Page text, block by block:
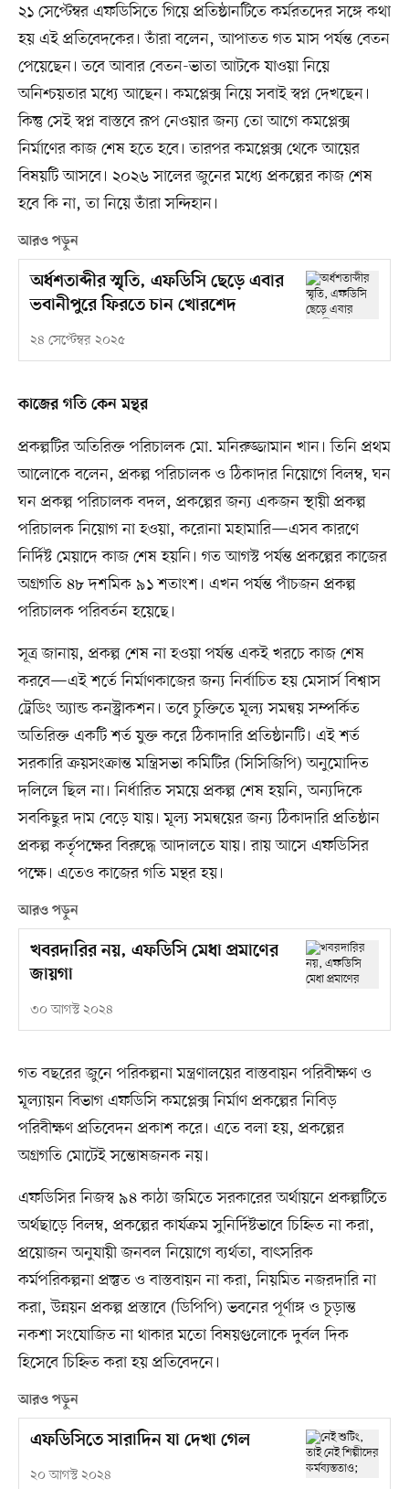
২১ সেপ্টেম্বর এফডিসিতে গিয়ে প্রতিষ্ঠানটিতে কর্মরতদের সঙ্গে কথা
হয় এই প্রতিবেদকের। তাঁরা বলেন, আপাতত গত মাস পর্যন্ত বেতন
পেয়েছেন। তবে আবার বেতন-ভাতা আটকে যাওয়া নিয়ে
অনিশ্চয়তার মধ্যে আছেন। কমপ্লেক্স নিয়ে সবাই স্বপ্ন দেখছেন।
কিন্তু সেই স্বপ্ন বাস্তবে রূপ নেওয়ার জন্য তো আগে কমপ্লেক্স
নির্মাণের কাজ শেষ হতে হবে। তারপর কমপ্লেক্স থেকে আয়ের
বিষয়টি আসবে। ২০২৬ সালের জুনের মধ্যে প্রকল্পের কাজ শেষ
হবে কি না, তা নিয়ে তাঁরা সন্দিহান।
আরও পড়ুন
অর্ধশতাব্দীর স্মৃতি, এফডিসি ছেড়ে এবার
ভবানীপুরে ফিরতে চান খোরশেদ
২৪ সেপ্টেম্বর ২০২৫
কাজের গতি কেন মন্থর
প্রকল্পটির অতিরিক্ত পরিচালক মো. মনিরুজ্জামান খান। তিনি প্রথম
আলোকে বলেন, প্রকল্প পরিচালক ও ঠিকাদার নিয়োগে বিলম্ব, ঘন
ঘন প্রকল্প পরিচালক বদল, প্রকল্পের জন্য একজন স্থায়ী প্রকল্প
পরিচালক নিয়োগ না হওয়া, করোনা মহামারি—এসব কারণে
নির্দিষ্ট মেয়াদে কাজ শেষ হয়নি। গত আগস্ট পর্যন্ত প্রকল্পের কাজের
অগ্রগতি ৪৮ দশমিক ৯১ শতাংশ। এখন পর্যন্ত পাঁচজন প্রকল্প
পরিচালক পরিবর্তন হয়েছে।
সূত্র জানায়, প্রকল্প শেষ না হওয়া পর্যন্ত একই খরচে কাজ শেষ
করবে—এই শর্তে নির্মাণকাজের জন্য নির্বাচিত হয় মেসার্স বিশ্বাস
ট্রেডিং অ্যান্ড কনস্ট্রাকশন। তবে চুক্তিতে মূল্য সমন্বয় সম্পর্কিত
অতিরিক্ত একটি শর্ত যুক্ত করে ঠিকাদারি প্রতিষ্ঠানটি। এই শর্ত
সরকারি ক্রয়সংক্রান্ত মন্ত্রিসভা কমিটির (সিসিজিপি) অনুমোদিত
দলিলে ছিল না। নির্ধারিত সময়ে প্রকল্প শেষ হয়নি, অন্যদিকে
সবকিছুর দাম বেড়ে যায়। মূল্য সমন্বয়ের জন্য ঠিকাদারি প্রতিষ্ঠান
প্রকল্প কর্তৃপক্ষের বিরুদ্ধে আদালতে যায়। রায় আসে এফডিসির
পক্ষে। এতেও কাজের গতি মন্থর হয়।
আরও পড়ুন
খবরদারির নয়, এফডিসি মেধা প্রমাণের
জায়গা
৩০ আগস্ট ২০২৪
গত বছরের জুনে পরিকল্পনা মন্ত্রণালয়ের বাস্তবায়ন পরিবীক্ষণ ও
মূল্যায়ন বিভাগ এফডিসি কমপ্লেক্স নির্মাণ প্রকল্পের নিবিড়
পরিবীক্ষণ প্রতিবেদন প্রকাশ করে। এতে বলা হয়, প্রকল্পের
অগ্রগতি মোটেই সন্তোষজনক নয়।
এফডিসির নিজস্ব ৯৪ কাঠা জমিতে সরকারের অর্থায়নে প্রকল্পটিতে
অর্থছাড়ে বিলম্ব, প্রকল্পের কার্যক্রম সুনির্দিষ্টভাবে চিহ্নিত না করা,
প্রয়োজন অনুযায়ী জনবল নিয়োগে ব্যর্থতা, বাৎসরিক
কর্মপরিকল্পনা প্রস্তুত ও বাস্তবায়ন না করা, নিয়মিত নজরদারি না
করা, উন্নয়ন প্রকল্প প্রস্তাবে (ডিপিপি) ভবনের পূর্ণাঙ্গ ও চূড়ান্ত
নকশা সংযোজিত না থাকার মতো বিষয়গুলোকে দুর্বল দিক
হিসেবে চিহ্নিত করা হয় প্রতিবেদনে।
আরও পড়ুন
এফডিসিতে সারাদিন যা দেখা গেল
২০ আগস্ট ২০২৪